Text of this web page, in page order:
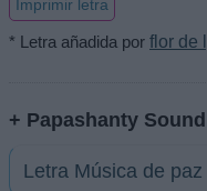
Imprimir letra
* Letra añadida por flor de
+ Papashanty
Letra Música de paz